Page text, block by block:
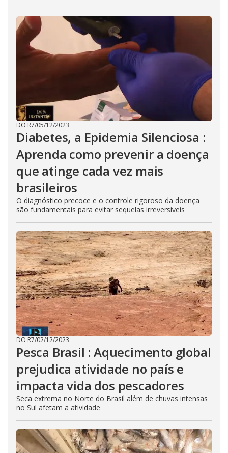
DO R7/05/12/2023
Diabetes, a Epidemia Silenciosa :
Aprenda como prevenir a doença
que atinge cada vez mais
brasileiros
O diagnóstico precoce e o controle rigoroso da doença
são fundamentais para evitar sequelas irreversíveis
DO R7/02/12/2023
Pesca Brasil : Aquecimento global
prejudica atividade no país e
impacta vida dos pescadores
Seca extrema no Norte do Brasil além de chuvas intensas
no Sul afetam a atividade